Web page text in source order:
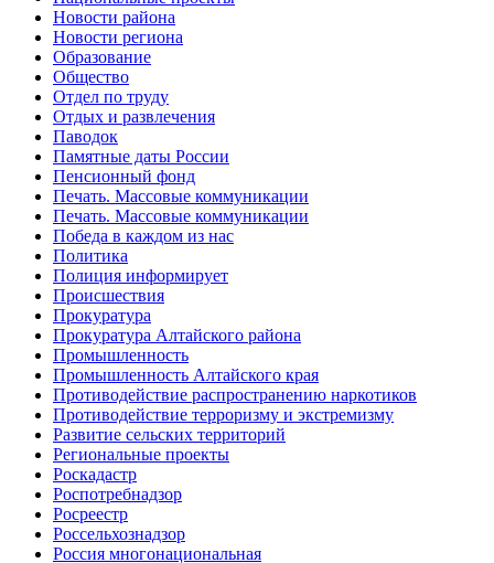
Новости района
Новости региона
Образование
Общество
Отдел по труду
Отдых и развлечения
Паводок
Памятные даты России
Пенсионный фонд
Печать. Массовые коммуникации
Печать. Массовые коммуникации
Победа в каждом из нас
Политика
Полиция информирует
Происшествия
Прокуратура
Прокуратура Алтайского района
Промышленность
Промышленность Алтайского края
Противодействие распространению наркотиков
Противодействие терроризму и экстремизму
Развитие сельских территорий
Региональные проекты
Роскадастр
Роспотребнадзор
Росреестр
Россельхознадзор
Россия многонациональная